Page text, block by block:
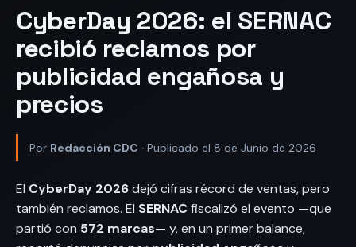
CyberDay 2026: el SERNAC
recibió reclamos por
publicidad engañosa y
precios
Por Redacción CDC · Publicado el 8 de Junio de 2026
El CyberDay 2026dejó cifras récord de ventas, pero
también reclamos. El SERNACfiscalizó el evento —que
partió con 572 marcas— y, en un primer balance,